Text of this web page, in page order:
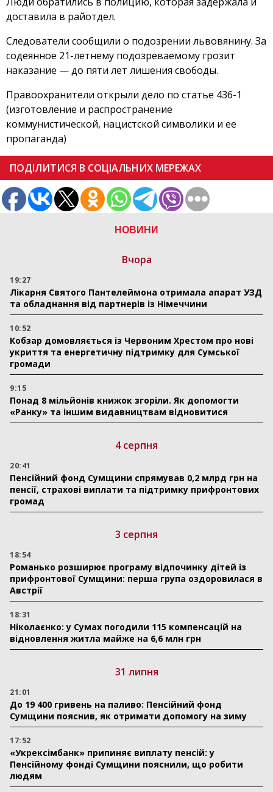
НОВИНИ
Вчора
19:27
Лікарня Святого Пантелеймона отримала апарат УЗД
та обладнання від партнерів із Німеччини
10:52
Кобзар домовляється із Червоним Хрестом про нові
укриття та енергетичну підтримку для Сумської
громади
9:15
Понад 8 мільйонів книжок згоріли. Як допомогти
«Ранку» та іншим видавництвам відновитися
4 серпня
20:41
Пенсійний фонд Сумщини спрямував 0,2 млрд грн на
пенсії, страхові виплати та підтримку прифронтових
громад
3 серпня
18:54
Романько розширює програму відпочинку дітей із
прифронтової Сумщини: перша група оздоровилася в
Австрії
18:31
Ніколаєнко: у Сумах погодили 115 компенсацій на
відновлення житла майже на 6,6 млн грн
31 липня
21:01
До 19 400 гривень на паливо: Пенсійний фонд
Сумщини пояснив, як отримати допомогу на зиму
17:52
«Укрексімбанк» припиняє виплату пенсій: у
Пенсійному фонді Сумщини пояснили, що робити
людям
доставила в райотдел.
Следователи сообщили о подозрении львовянину. За
содеянное 21-летнему подозреваемому грозит
наказание — до пяти лет лишения свободы.
Правоохранители открыли дело по статье 436-1
(изготовление и распространение
коммунистической, нацистской символики и ее
пропаганда)
ПОДІЛИТИСЯ В СОЦІАЛЬНИХ МЕРЕЖАХ